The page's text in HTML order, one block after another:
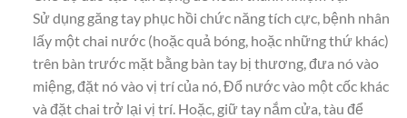
Sử dụng găng tay phục hồi chức năng tích cực, bệnh nhân
lấy một chai nước (hoặc quả bóng, hoặc những thứ khác)
trên bàn trước mặt bằng bàn tay bị thương, đưa nó vào
miệng, đặt nó vào vị trí của nó, Đổ nước vào một cốc khác
và đặt chai trở lại vị trí. Hoặc, giữ tay nắm cửa, tàu để